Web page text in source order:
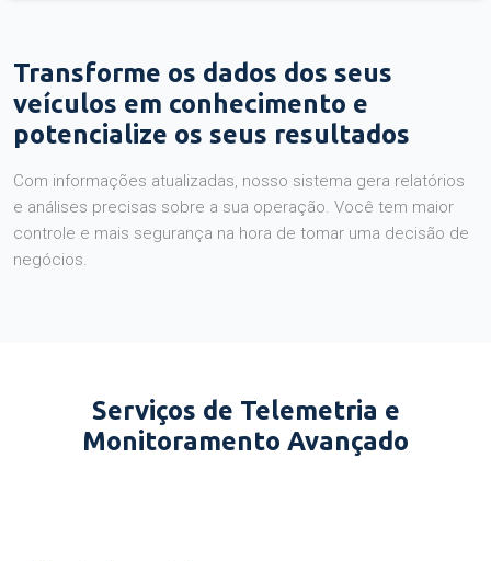
Transforme os dados dos seus
veículos em conhecimento e
potencialize os seus resultados
Com informações atualizadas, nosso sistema gera relatórios
e análises precisas sobre a sua operação. Você tem maior
controle e mais segurança na hora de tomar uma decisão de
negócios.
Serviços de Telemetria e
Monitoramento Avançado